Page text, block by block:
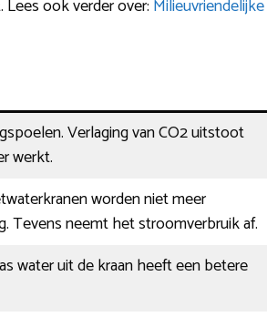
ook verder over:Milieuvriendelijke
Verlaging van CO2 uitstoot
werkt.
worden niet meer
Tevens neemt het stroomverbruik af.
water uit de kraan heeft een betere